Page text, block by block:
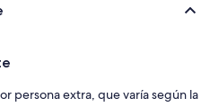
persona extra, que varía según la